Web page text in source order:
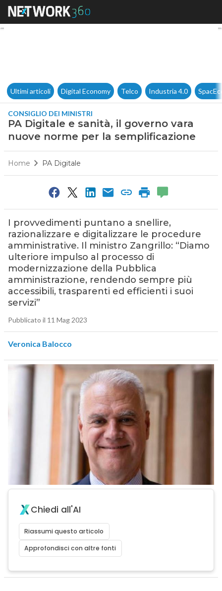
PA Digitale e sanità, il
Ultimi articoli Digital Economy Telco Industria 4.0
CONSIGLIO DEI MINISTRI
PA Digitale e sanità, il governo vara
nuove norme per la semplificazione
Home PA Digitale
I provvedimenti puntano a snellire,
razionalizzare e digitalizzare le procedure
amministrative. Il ministro Zangrillo: “Diamo
ulteriore impulso al processo di
modernizzazione della Pubblica
amministrazione, rendendo sempre più
accessibili, trasparenti ed efficienti i suoi
servizi”
Pubblicato il 11 Mag 2023
Veronica Balocco
Chiedi all'AI
Riassumi questo articolo
Approfondisci con altre fonti